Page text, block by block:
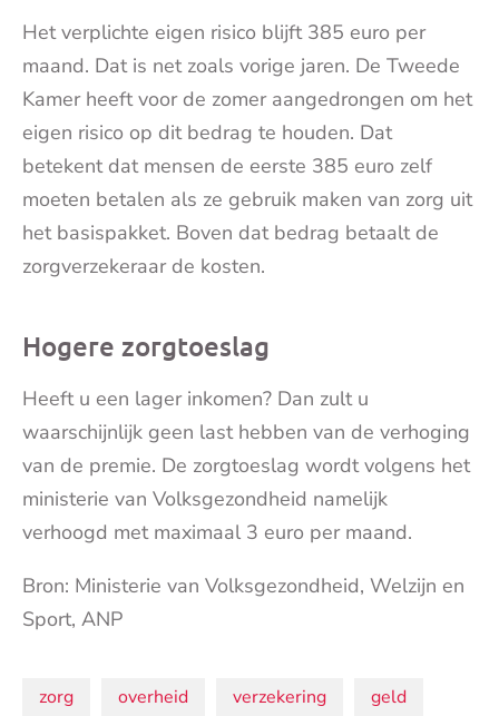
Het verplichte eigen risico blijft 385 euro per
maand. Dat is net zoals vorige jaren. De Tweede
Kamer heeft voor de zomer aangedrongen om het
eigen risico op dit bedrag te houden. Dat
betekent dat mensen de eerste 385 euro zelf
moeten betalen als ze gebruik maken van zorg uit
het basispakket. Boven dat bedrag betaalt de
zorgverzekeraar de kosten.
Hogere zorgtoeslag
Heeft u een lager inkomen? Dan zult u
waarschijnlijk geen last hebben van de verhoging
van de premie. De zorgtoeslag wordt volgens het
ministerie van Volksgezondheid namelijk
verhoogd met maximaal 3 euro per maand.
Bron: Ministerie van Volksgezondheid, Welzijn en
Sport, ANP
Onderwerpen:
zorg overheid verzekering geld